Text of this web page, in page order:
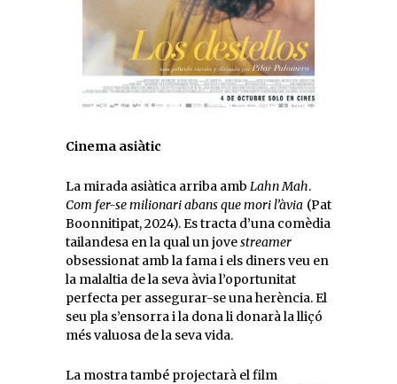
Cinema asiàtic
La mirada asiàtica arriba amb Lahn Mah.
Com fer-se milionari abans que mori l’àvia (Pat
Boonnitipat, 2024). Es tracta d’una comèdia
tailandesa en la qual un jovestreamer
obsessionat amb la fama i els diners veu en
la malaltia de la seva àvia l’oportunitat
perfecta per assegurar-se una herència. El
seu pla s’ensorra i la dona li donarà la lliçó
més valuosa de la seva vida.
La mostra també projectarà el film